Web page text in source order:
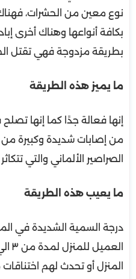
نوع معين من الحشرات،
بكافة أنواعها وهناك أخرى
بطريقة مزدوجة فهي تقتل
ما يميز هذه الطريقة
إنها فعالة جدًا كما إنها
من إصابات شديدة وكبيرة من
الصراصير الألماني والتي
ما يعيب هذه الطريقة
درجة السمية الشديدة في
المنزل أو تحدث لهم